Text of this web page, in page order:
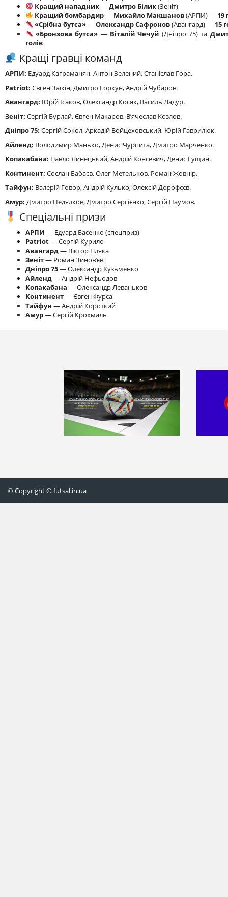
Кращий нападник—Дмитро Білик(Зеніт)
Кращий бомбардир— Михайло Макшанов(АРПИ) — 19
«Срібна бутса»—Олександр Сафронов(Авангард) — 15
«Бронзова бутса» — Віталій Чечуй (Дніпро 75) та
голів
Кращі гравці команд
АРПИ: Едуард Каграманян, Антон Зелений, Станіслав Гора.
Patriot: Євген Заїкін, Дмитро Горкун, Андрій Чубаров.
Авангард: Юрій Ісаков, Олександр Косяк, Василь Ладур.
Зеніт: Сергій Бурлай, Євген Макаров, В’ячеслав Козлов.
Дніпро 75: Сергій Сокол, Аркадій Войцеховський, Юрій Гаврилюк.
Айленд: Володимир Манько, Денис Чурпита, Дмитро Марченко.
Копакабана: Павло Линецький, Андрій Консевич, Денис Гущин.
Континент: Сослан Бабаєв, Олег Метельков, Роман Жовнір.
Тайфун: Валерій Говор, Андрій Кулько, Олексій Дорофєєв.
Амур: Дмитро Недялков, Дмитро Сергієнко, Сергій Наумов.
Спеціальні призи
АРПИ — Едуард Басенко (спецприз)
Patriot— Сергій Курило
Авангард— Віктор Пляка
Зеніт— Роман Зинов’єв
Дніпро 75— Олександр Кузьменко
Айленд— Андрій Нефьодов
Копакабана — Олександр Леваньков
Континент— Євген Фурса
Тайфун — Андрій Короткий
Амур— Сергій Крохмаль
© Copyright © futsal.in.ua